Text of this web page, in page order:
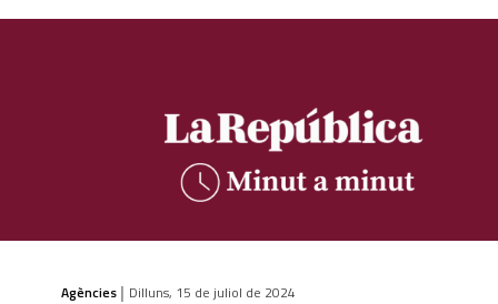
Agències | Dilluns, 15 de juliol de 2024